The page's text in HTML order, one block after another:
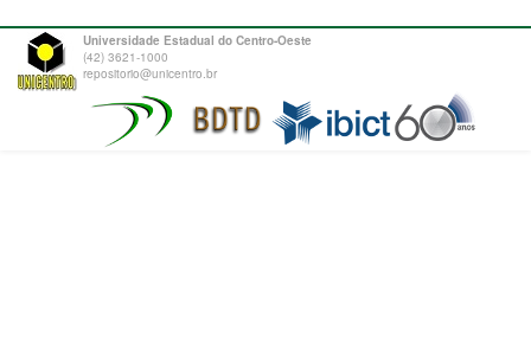
Universidade Estadual do Centro-Oeste
(42) 3621-1000
repositorio@unicentro.br